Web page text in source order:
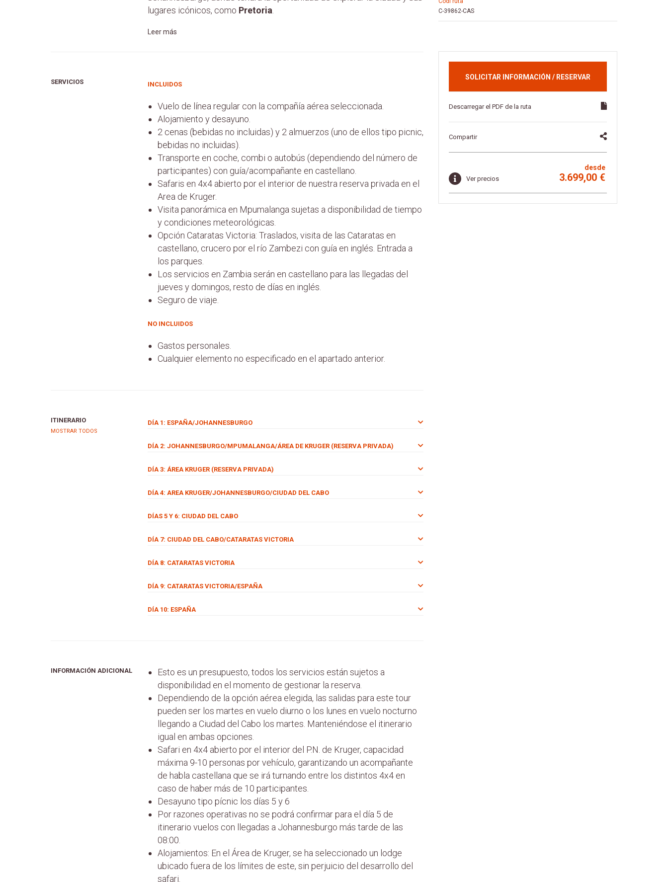
lugares icónicos, como Pretoria
Leer más
SERVICIOS INCLUIDOS
Vuelo de línea regular con la compañía aérea seleccionada.
Alojamiento y desayuno.
2 cenas (bebidas no incluidas) y 2 almuerzos (uno de ellos tipo picnic,
bebidas no incluidas).
Transporte en coche, combi o autobús (dependiendo del número de
participantes) con guía/acompañante en castellano.
Safaris en 4x4 abierto por el interior de nuestra reserva privada en el
Area de Kruger.
Visita panorámica en Mpumalanga sujetas a disponibilidad de tiempo
y condiciones meteorológicas.
Opción Cataratas Victoria: Traslados, visita de las Cataratas en
castellano, crucero por el río Zambezi con guía en inglés. Entrada a
los parques.
Los servicios en Zambia serán en castellano para las llegadas del
jueves y domingos, resto de días en inglés.
Seguro de viaje.
NO INCLUIDOS
Gastos personales.
Cualquier elemento no especificado en el apartado anterior.
ITINERARIO
MOSTRAR TODOS
DÍA 1: ESPAÑA/JOHANNESBURGO
DÍA 2: JOHANNESBURGO/MPUMALANGA/ÁREA DE KRUGER (RESERVA PRIVADA)
DÍA 3: ÁREA KRUGER (RESERVA PRIVADA)
DÍA 4: AREA KRUGER/JOHANNESBURGO/CIUDAD DEL CABO
DÍAS 5 Y 6: CIUDAD DEL CABO
DÍA 7: CIUDAD DEL CABO/CATARATAS VICTORIA
DÍA 8: CATARATAS VICTORIA
DÍA 9: CATARATAS VICTORIA/ESPAÑA
DÍA 10: ESPAÑA
INFORMACIÓN ADICIONAL
Esto es un presupuesto, todos los servicios están sujetos a
disponibilidad en el momento de gestionar la reserva.
Dependiendo de la opción aérea elegida, las salidas para este tour
pueden ser los martes en vuelo diurno o los lunes en vuelo nocturno
llegando a Ciudad del Cabo los martes. Manteniéndose el itinerario
igual en ambas opciones.
Safari en 4x4 abierto por el interior del P.N. de Kruger, capacidad
máxima 9-10 personas por vehículo, garantizando un acompañante
de habla castellana que se irá turnando entre los distintos 4x4 en
caso de haber más de 10 participantes.
Desayuno tipo pícnic los días 5 y 6
Por razones operativas no se podrá confirmar para el día 5 de
itinerario vuelos con llegadas a Johannesburgo más tarde de las
08:00.
Alojamientos: En el Área de Kruger, se ha seleccionado un lodge
ubicado fuera de los límites de este, sin perjuicio del desarrollo del
safari.
C-39862-CAS
SOLICITAR INFORMACIÓN / RESERVAR
Descarregar el PDF de la ruta
Compartir
Ver precios
desde
3.699,00 €